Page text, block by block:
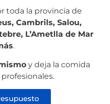
toda la provincia de
Cambrils, Salou,
L’Ametlla de Mar
.
y deja la comida